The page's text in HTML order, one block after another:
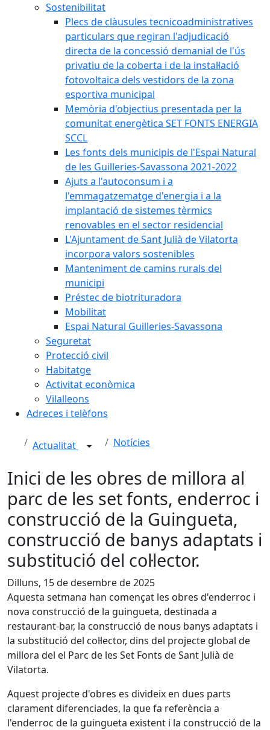
Sostenibilitat
Plecs de clàusules tecnicoadministratives
particulars que regiran l'adjudicació
directa de la concessió demanial de l'ús
privatiu de la coberta i de la instal·lació
fotovoltaica dels vestidors de la zona
esportiva municipal
Memòria d'objectius presentada per la
comunitat energètica SET FONTS ENERGIA
SCCL
Les fonts dels municipis de l'Espai Natural
de les Guilleries-Savassona 2021-2022
Ajuts a l'autoconsum i a
l'emmagatzematge d'energia i a la
implantació de sistemes tèrmics
renovables en el sector residencial
L'Ajuntament de Sant Julià de Vilatorta
incorpora valors sostenibles
Manteniment de camins rurals del
municipi
Préstec de biotrituradora
Mobilitat
Espai Natural Guilleries-Savassona
Seguretat
Protecció civil
Habitatge
Activitat econòmica
Vilalleons
Adreces i telèfons
Actualitat Notícies
Inici de les obres de millora al
parc de les set fonts, enderroc i
construcció de la Guingueta,
construcció de banys adaptats i
substitució del col·lector.
Dilluns, 15 de desembre de 2025
Aquesta setmana han començat les obres d'enderroc i
nova construcció de la guingueta, destinada a
restaurant-bar, la construcció de nous banys adaptats i
la substitució del col·lector, dins del projecte global de
millora del el Parc de les Set Fonts de Sant Julià de
Vilatorta.
Aquest projecte d'obres es divideix en dues parts
clarament diferenciades, la que fa referència a
l'enderroc de la guingueta existent i la construcció de la